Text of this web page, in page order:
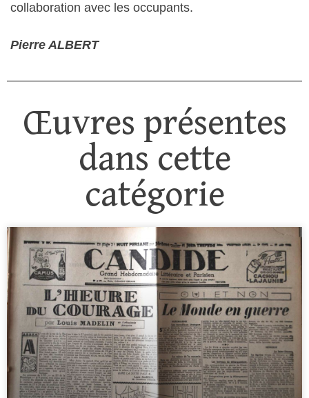
collaboration avec les occupants.
Pierre ALBERT
Œuvres présentes
dans cette
catégorie